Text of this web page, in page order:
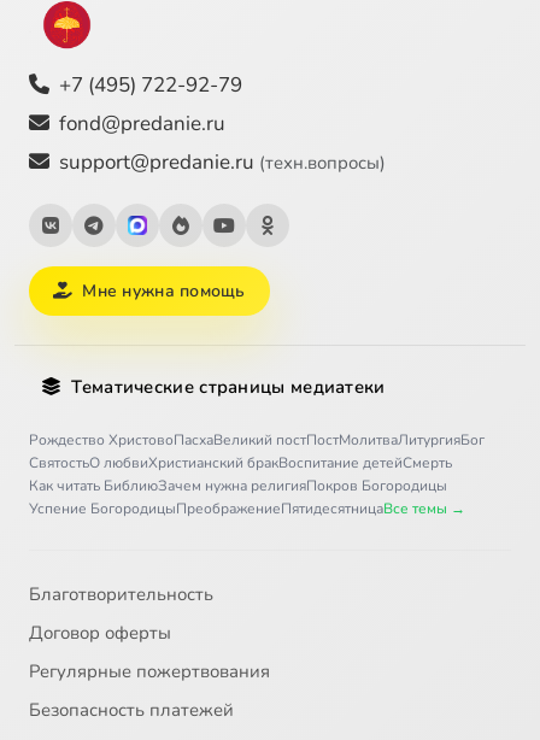
+7 (495) 722-92-79
fond@predanie.ru
support@predanie.ru (техн.вопросы)
Мне нужна помощь
Тематические страницы медиатеки
Рождество ХристовоПасхаВеликий постПостМолитваЛитургияБог
СвятостьО любвиХристианский бракВоспитание детейСмерть
Как читать БиблиюЗачем нужна религияПокров Богородицы
Успение БогородицыПреображениеПятидесятницаВсе темы →
Благотворительность
Договор оферты
Регулярные пожертвования
Безопасность платежей